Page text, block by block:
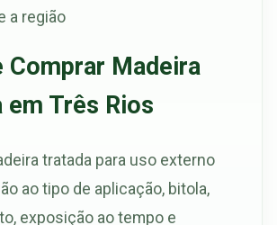
a região
Comprar Madeira
em Três Rios
tratada para uso externo
ao tipo de aplicação, bitola,
exposição ao tempo e